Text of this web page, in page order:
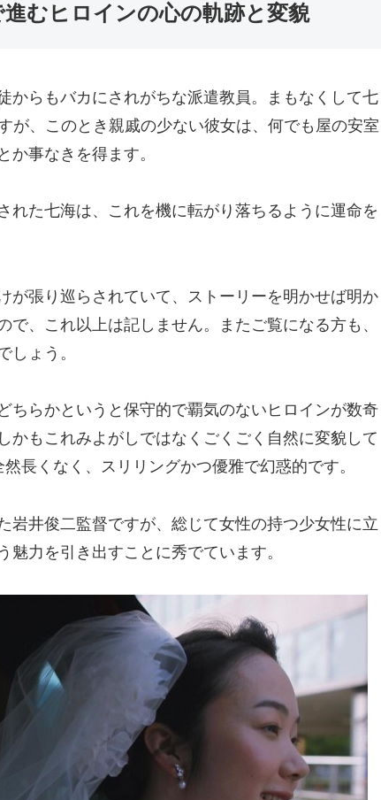
むヒロインの心の軌跡と変貌
からもバカにされがちな派遣教員。まもなくして七
が、このとき親戚の少ない彼女は、何でも屋の安室
か事なきを得ます。
れた七海は、これを機に転がり落ちるように運命を
が張り巡らされていて、ストーリーを明かせば明か
、これ以上は記しません。またご覧になる方も、
しょう。
ちらかというと保守的で覇気のないヒロインが数奇
かもこれみよがしではなくごくごく自然に変貌して
長くなく、スリリングかつ優雅で幻惑的です。
岩井俊二監督ですが、総じて女性の持つ少女性に立
力を引き出すことに秀でています。